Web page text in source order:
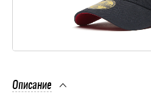
Описание